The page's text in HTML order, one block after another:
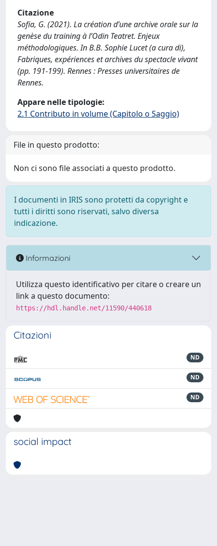
Citazione
Sofia, G. (2021). La création d’une archive orale sur la
genèse du training à l’Odin Teatret. Enjeux
méthodologiques. In B.B. Sophie Lucet (a cura di),
Fabriques, expériences et archives du spectacle vivant
(pp. 191-199). Rennes : Presses universitaires de
Rennes.
Appare nelle tipologie:
2.1 Contributo in volume (Capitolo o Saggio)
File in questo prodotto:
Non ci sono file associati a questo prodotto.
I documenti in IRIS sono protetti da copyright e
tutti i diritti sono riservati, salvo diversa
indicazione.
Informazioni
Utilizza questo identificativo per citare o creare un
link a questo documento:
https://hdl.handle.net/11590/440618
Citazioni
ND
ND
ND
social impact